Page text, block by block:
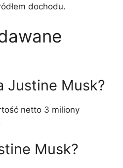
dochodu.
Justine Musk?
netto 3 miliony
Musk?